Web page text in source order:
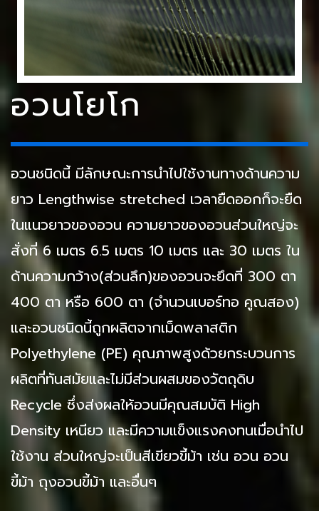
อวนโยโก
อวนชนิดนี้ มีลักษณะการนำไปใช้งานทางด้านความ
ยาว Lengthwise stretched เวลายืดออกก็จะยืด
ในแนวยาวของอวน ความยาวของอวนส่วนใหญ่จะ
สั่งที่ 6 เมตร 6.5 เมตร 10 เมตร และ 30 เมตร ใน
ด้านความกว้าง(ส่วนลึก)ของอวนจะยึดที่ 300 ตา
400 ตา หรือ 600 ตา (จำนวนเบอร์ทอ คูณสอง)
และอวนชนิดนี้ถูกผลิตจากเม็ดพลาสติก
Polyethylene (PE) คุณภาพสูงด้วยกระบวนการ
ผลิตที่ทันสมัยและไม่มีส่วนผสมของวัตถุดิบ
Recycle ซึ่งส่งผลให้อวนมีคุณสมบัติ High
Density เหนียว และมีความแข็งแรงคงทนเมื่อนำไป
ใช้งาน ส่วนใหญ่จะเป็นสีเขียวขี้ม้า เช่น อวน อวน
ขี้ม้า ถุงอวนขี้ม้า และอื่นๆ